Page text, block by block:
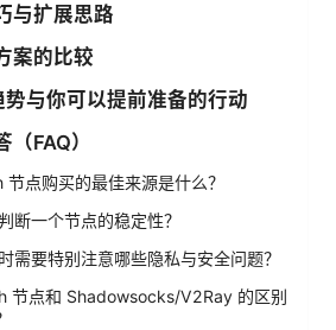
与扩展思路
案的比较
与你可以提前准备的行动
FAQ）
节点购买的最佳来源是什么？
断一个节点的稳定性？
需要特别注意哪些隐私与安全问题？
节点和 Shadowsocks/V2Ray 的区别